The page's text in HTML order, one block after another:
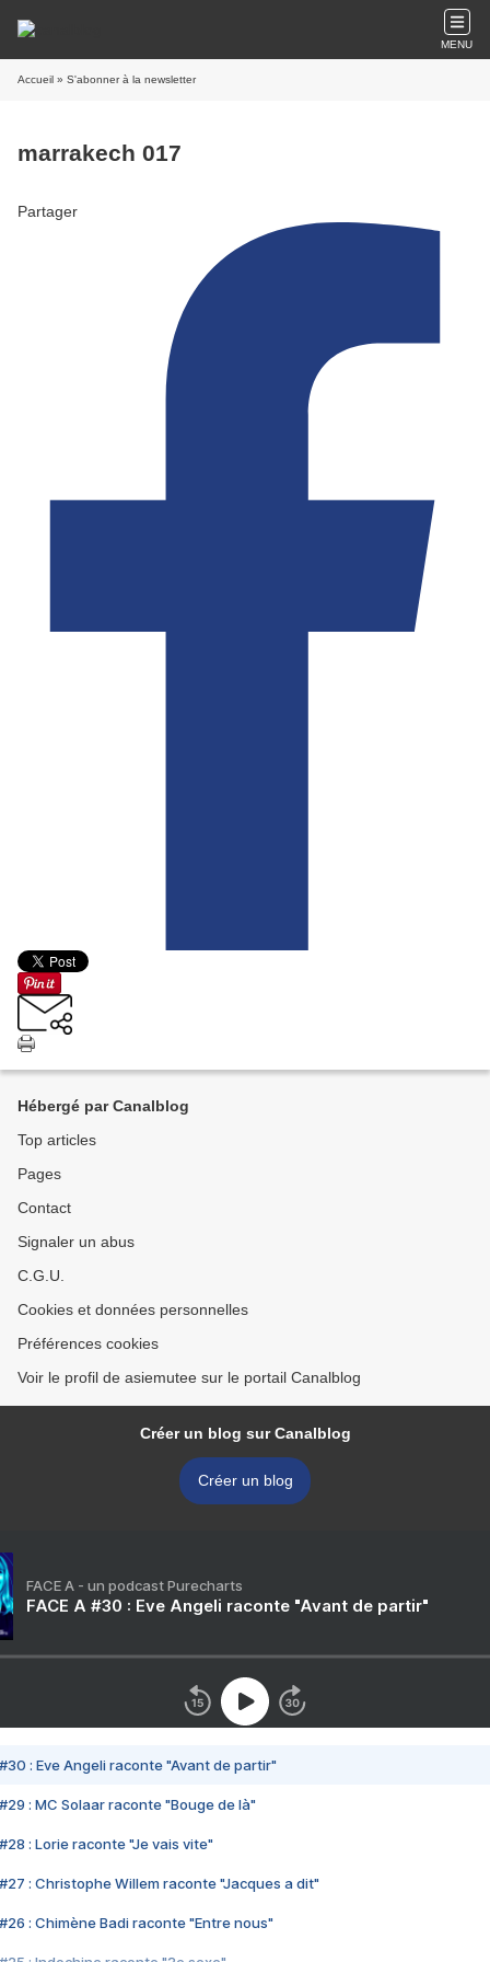
MENU
Accueil » S'abonner à la newsletter
marrakech 017
Partager
Hébergé par Canalblog
Top articles
Pages
Contact
Signaler un abus
C.G.U.
Cookies et données personnelles
Préférences cookies
Voir le profil de asiemutee sur le portail Canalblog
Créer un blog sur Canalblog
Créer un blog
FACE A - un podcast Purecharts
FACE A #30 : Eve Angeli raconte "Avant de partir"
#30 : Eve Angeli raconte "Avant de partir"
#29 : MC Solaar raconte "Bouge de là"
#28 : Lorie raconte "Je vais vite"
#27 : Christophe Willem raconte "Jacques a dit"
#26 : Chimène Badi raconte "Entre nous"